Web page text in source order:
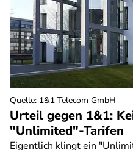
Urteil gegen 1&1:
"Unlimited"-Tarifen
Eigentlich klingt ein
Quelle: 1&1 Telecom GmbH